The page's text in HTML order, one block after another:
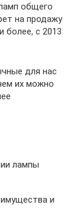
общего
на продажу
более, с 2013
для нас
их можно
лампы
и